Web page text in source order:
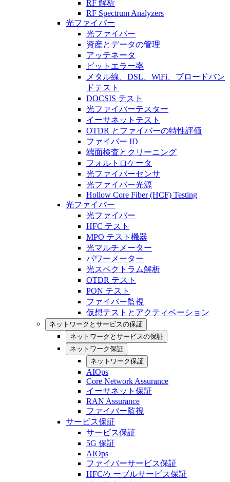
RF 解析
RF Spectrum Analyzers
光ファイバー
光ファイバー
資産とデータの管理
アッテネータ
ビットエラー率
メタル線、DSL、WiFi、ブロードバン
ドテスト
DOCSIS テスト
光ファイバーテスター
イーサネットテスト
OTDR とファイバーの特性評価
ファイバー ID
端面検査とクリーニング
フォルトロケータ
光ファイバーセンサ
光ファイバー光源
Hollow Core Fiber (HCF) Testing
光ファイバー
光ファイバー
HFC テスト
MPO テスト機器
光マルチメーター
パワーメーター
光スペクトラム解析
OTDR テスト
PON テスト
ファイバー監視
仮想テストとアクティベーション
ネットワークとサービスの保証
ネットワークとサービスの保証
ネットワーク保証
ネットワーク保証
AIOps
Core Network Assurance
イーサネット保証
RAN Assurance
ファイバー監視
サービス保証
サービス保証
5G 保証
AIOps
ファイバーサービス保証
HFC/ケーブルサービス保証